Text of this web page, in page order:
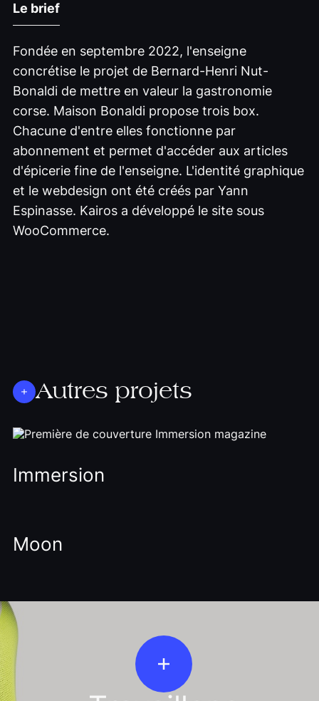
Le brief
Fondée en septembre 2022, l'enseigne
concrétise le projet de Bernard-Henri Nut-
Bonaldi de mettre en valeur la gastronomie
corse. Maison Bonaldi propose trois box.
Chacune d'entre elles fonctionne par
abonnement et permet d'accéder aux articles
d'épicerie fine de l'enseigne. L'identité graphique
et le webdesign ont été créés par Yann
Espinasse. Kairos a développé le site sous
WooCommerce.
Autres projets
Immersion
Moon